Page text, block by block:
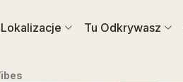
Tu Odkrywasz